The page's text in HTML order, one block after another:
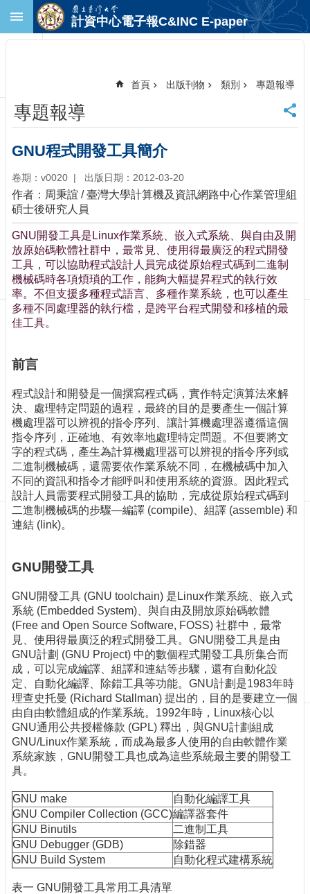
跳到主要內容區塊
首
頁
臺
大
首
頁
計
中
首
頁
聯
絡
資
訊
取
網
站
導
覽
最
新
消
息
我
出
版
刊
物
校
務
服
務
專
題
報
導
技
術
論
壇
產
計資中心電子報C&INC E-paper
首頁 出版刊物 類別 專題報導
專題報導
GNU程式開發工具簡介
卷期：v0020 出版日期：2012-03-20
作者：周秉誼 / 臺灣大學計算機及資訊網路中心作業管理組
碩士後研究人員
GNU開發工具是Linux作業系統、嵌入式系統、與自由及開
放原始碼軟體社群中，最常見、使用得最廣泛的程式開發
工具，可以協助程式設計人員完成從原始程式碼到二進制
機械碼時各項煩瑣的工作，能夠大幅提昇程式的執行效
率。不但支援多種程式語言、多種作業系統，也可以產生
多種不同處理器的執行檔，是跨平台程式開發和移植的最
佳工具。
前言
程式設計和開發是一個撰寫程式碼，實作特定演算法來解
決、處理特定問題的過程，最終的目的是要產生一個計算
機處理器可以辨視的指令序列、讓計算機處理器遵循這個
指令序列，正確地、有效率地處理特定問題。不但要將文
字的程式碼，產生為計算機處理器可以辨視的指令序列或
二進制機械碼，還需要依作業系統不同，在機械碼中加入
不同的資訊和指令才能呼叫和使用系統的資源。因此程式
設計人員需要程式開發工具的協助，完成從原始程式碼到
二進制機械碼的步驟—編譯 (compile)、組譯 (assemble) 和
連結 (link)。
GNU開發工具
GNU開發工具 (GNU toolchain) 是Linux作業系統、嵌入式
系統 (Embedded System)、與自由及開放原始碼軟體
(Free and Open Source Software, FOSS) 社群中，最常
見、使用得最廣泛的程式開發工具。GNU開發工具是由
GNU計劃 (GNU Project) 中的數個程式開發工具所集合而
成，可以完成編譯、組譯和連結等步驟，還有自動化設
定、自動化編譯、除錯工具等功能。GNU計劃是1983年時
理查史托曼 (Richard Stallman) 提出的，目的是要建立一個
由自由軟體組成的作業系統。1992年時，Linux核心以
GNU通用公共授權條款 (GPL) 釋出，與GNU計劃組成
GNU/Linux作業系統，而成為最多人使用的自由軟體作業
系統家族，GNU開發工具也成為這些系統最主要的開發工
具。
GNU make
自動化編譯工具
GNU Compiler Collection (GCC)編譯器套件
GNU Binutils
二進制工具
GNU Debugger (GDB)
除錯器
GNU Build System
自動化程式建構系統
表一 GNU開發工具常用工具清單